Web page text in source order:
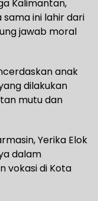
Kalimantan,
sama ini lahir dari
jawab moral
anak
dilakukan
mutu dan
Yerika Elok
dalam
vokasi di Kota